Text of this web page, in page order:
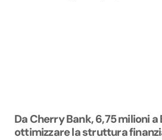
Da Cherry Bank, 6,75 milioni
ottimizzare la struttura